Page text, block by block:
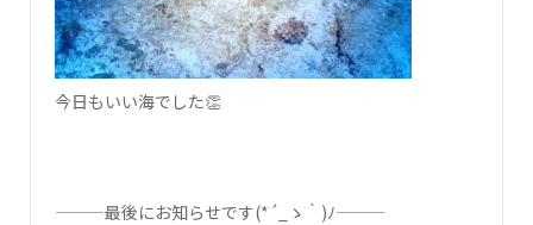
今日もいい海でした👏
———最後にお知らせです(*´_ゝ｀)ﾉ———